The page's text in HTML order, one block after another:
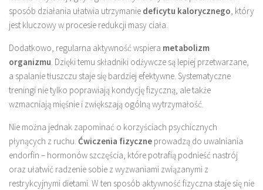
sposób działania ułatwia utrzymanie deficytu kalorycznego, który
jest kluczowy w procesie redukcji masy ciała.
Dodatkowo, regularna aktywność wspiera metabolizm
organizmu. Dzięki temu składniki odżywcze są lepiej przetwarzane,
a spalanie tłuszczu staje się bardziej efektywne. Systematyczne
treningi nie tylko poprawiają kondycję fizyczną, ale także
wzmacniają mięśnie i zwiększają ogólną wytrzymałość.
Nie można jednak zapominać o korzyściach psychicznych
płynących z ruchu. Ćwiczenia fizyczne prowadzą do uwalniania
endorfin – hormonów szczęścia, które potrafią podnieść nastrój
oraz ułatwić radzenie sobie z wyzwaniami związanymi z
restrykcyjnymi dietami. W ten sposób aktywność fizyczna staje się nie